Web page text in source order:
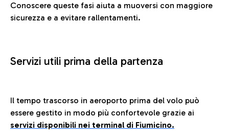
Conoscere queste fasi aiuta a muoversi con maggiore
sicurezza e a evitare rallentamenti.
Servizi utili prima della partenza
Il tempo trascorso in aeroporto prima del volo può
essere gestito in modo più confortevole grazie ai
servizi disponibili nei terminal di Fiumicino.